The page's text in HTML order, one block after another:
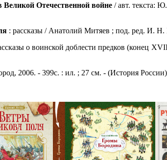
Великой Отечественной войне / авт. текста:
: рассказы / Анатолий Митяев ; под. ред. И.
о воинской доблести предков (конец
2006. - 399с. : ил. ; 27 см. - (История